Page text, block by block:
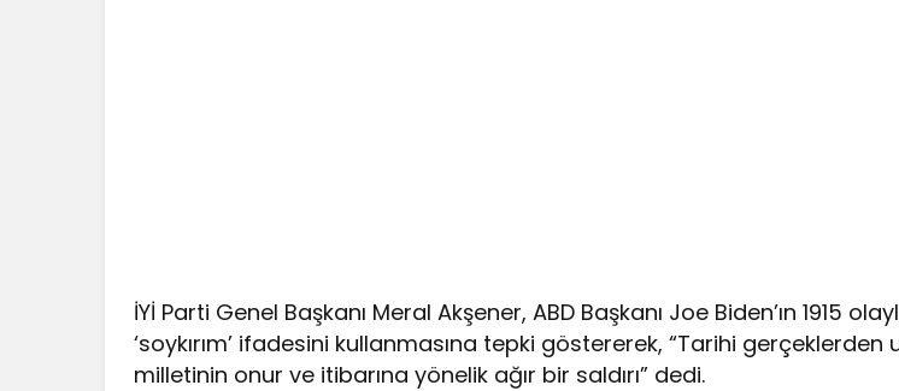
İYİ Parti Genel Başkanı Meral Akşener, ABD Başkanı Joe Biden’ın 1915
‘soykırım’ ifadesini kullanmasına tepki göstererek, “Tarihi gerçeklerden
milletinin onur ve itibarına yönelik ağır bir saldırı” dedi.